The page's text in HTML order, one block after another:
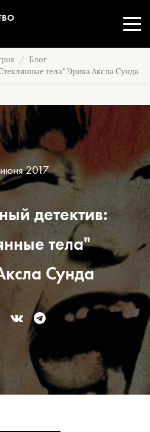
Блог
тела" Эрика Аксла Сунда
2017
детектив:
тела"
Сунда